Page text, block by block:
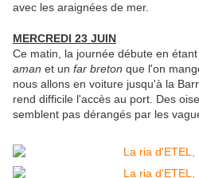
avec les araignées de mer.
MERCREDI 23 JUIN
Ce matin, la journée débute en
aman et un far breton que l'on
nous allons en voiture jusqu'à la
rend difficile l'accès au port. Des
semblent pas dérangés par les